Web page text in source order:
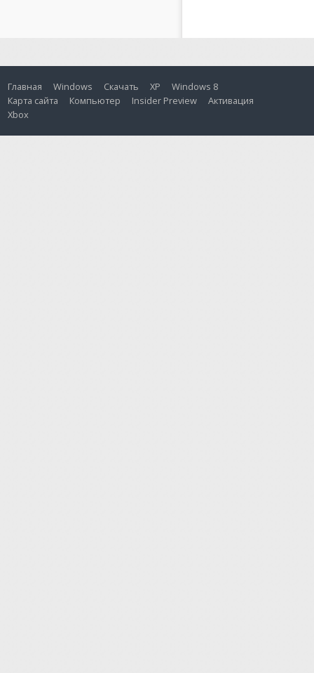
Главная Windows Скачать XP
Windows 8
Карта сайта
Компьютер Insider Preview
Активация
Xbox